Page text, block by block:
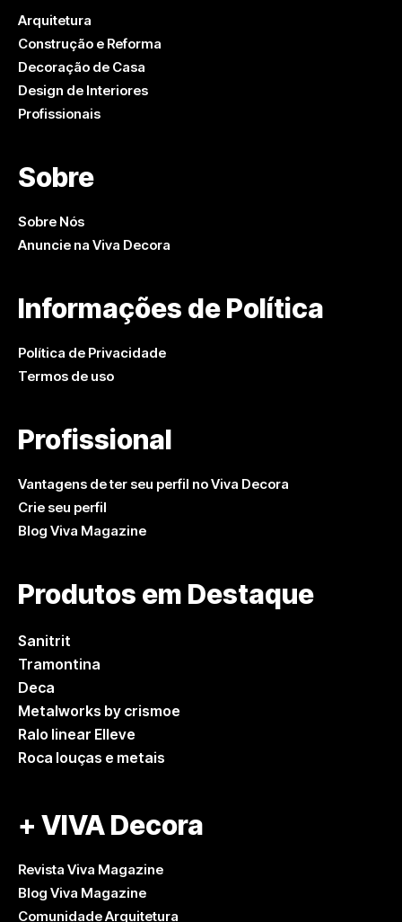
Arquitetura
Construção e Reforma
Decoração de Casa
Design de Interiores
Profissionais
Sobre
Sobre Nós
Anuncie na Viva Decora
Informações de Política
Política de Privacidade
Termos de uso
Profissional
Vantagens de ter seu perfil no Viva Decora
Crie seu perfil
Blog Viva Magazine
Produtos em Destaque
Sanitrit
Tramontina
Deca
Metalworks by crismoe
Ralo linear Elleve
Roca louças e metais
+ VIVA Decora
Revista Viva Magazine
Blog Viva Magazine
Comunidade Arquitetura